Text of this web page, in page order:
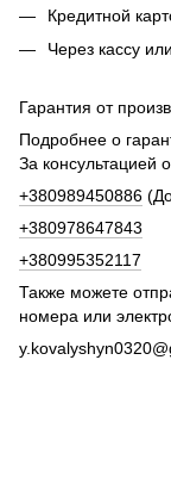
Кредитной
Через кассу
Гарантия от
Подробнее о
За консультацией
+380989450886
+380978647843
+380995352117
Также можете
номера или